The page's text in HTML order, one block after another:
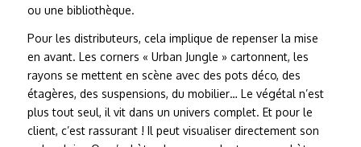
ou une bibliothèque.
Pour les distributeurs, cela implique de repenser la mise
en avant. Les corners « Urban Jungle » cartonnent, les
rayons se mettent en scène avec des pots déco, des
étagères, des suspensions, du mobilier… Le végétal n’est
plus tout seul, il vit dans un univers complet. Et pour le
client, c’est rassurant ! Il peut visualiser directement son